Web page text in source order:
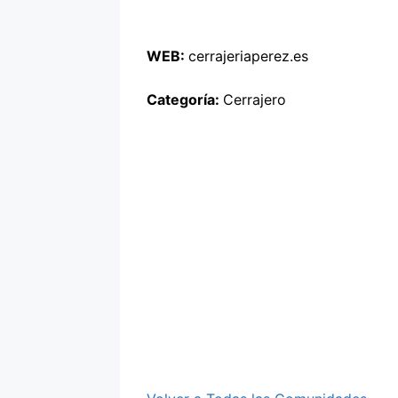
WEB: cerrajeriaperez.es
Categoría: Cerrajero